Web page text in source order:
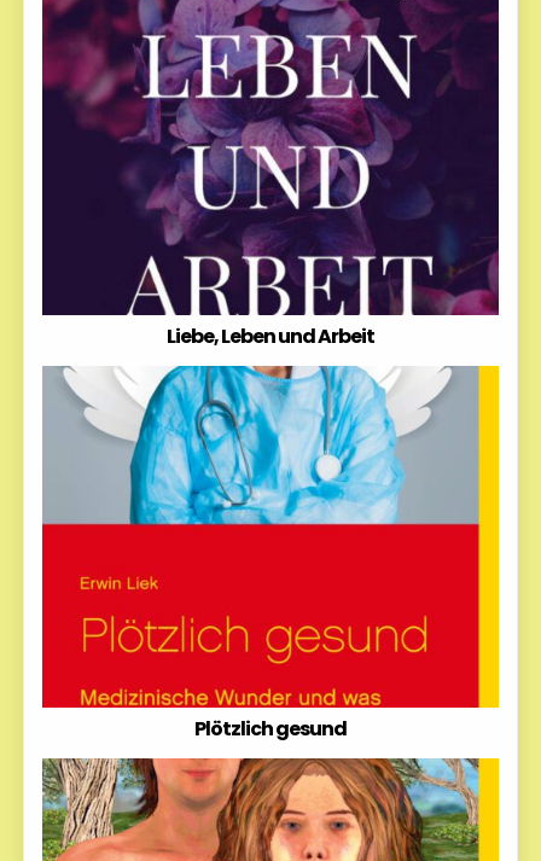
Liebe, Leben und Arbeit
Plötzlich gesund